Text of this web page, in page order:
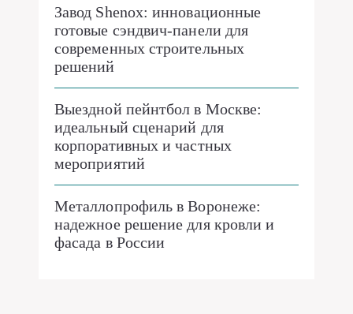
Завод Shenox: инновационные
готовые сэндвич-панели для
современных строительных
решений
Выездной пейнтбол в Москве:
идеальный сценарий для
корпоративных и частных
мероприятий
Металлопрофиль в Воронеже:
надежное решение для кровли и
фасада в России